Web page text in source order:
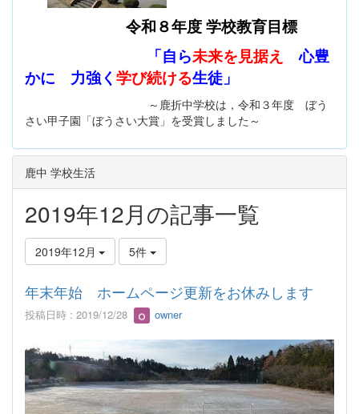
令和８年度 学校教育目標
「自ら未来を見据え
心豊
かに 力強く 学び続ける生徒」
～鹿折中学校は，令和３年度 ぼう
さい甲子園「ぼうさい大賞」を受賞しました～
鹿中 学校生活
2019年12月の記事一覧
2019年12月 5件
年末年始 ホームページ更新をお休みします
投稿日時 : 2019/12/28 owner